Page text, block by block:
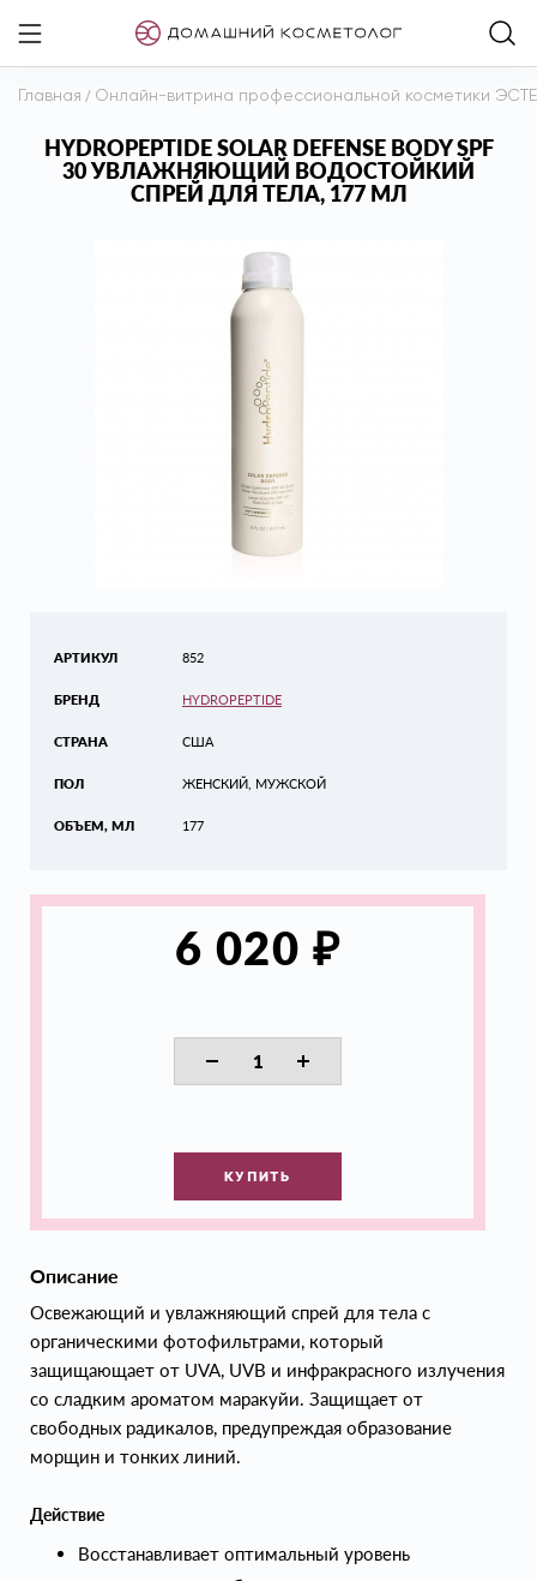
Главная / Онлайн-витрина профессиональной косметики
HYDROPEPTIDE SOLAR DEFENSE BODY SPF
30 УВЛАЖНЯЮЩИЙ ВОДОСТОЙКИЙ
СПРЕЙ ДЛЯ ТЕЛА, 177 МЛ
АРТИКУЛ
БРЕНД
СТРАНА
ПОЛ
ОБЪЕМ, МЛ
852
HYDROPEPTIDE
США
ЖЕНСКИЙ, МУЖСКОЙ
177
6 020 ₽
КУПИТЬ
Описание
Освежающий и увлажняющий спрей для тела с
органическими фотофильтрами, который
защищающает от UVA, UVB и инфракрасного излучения
со сладким ароматом маракуйи. Защищает от
свободных радикалов, предупреждая образование
морщин и тонких линий.
Действие
Восстанавливает оптимальный уровень